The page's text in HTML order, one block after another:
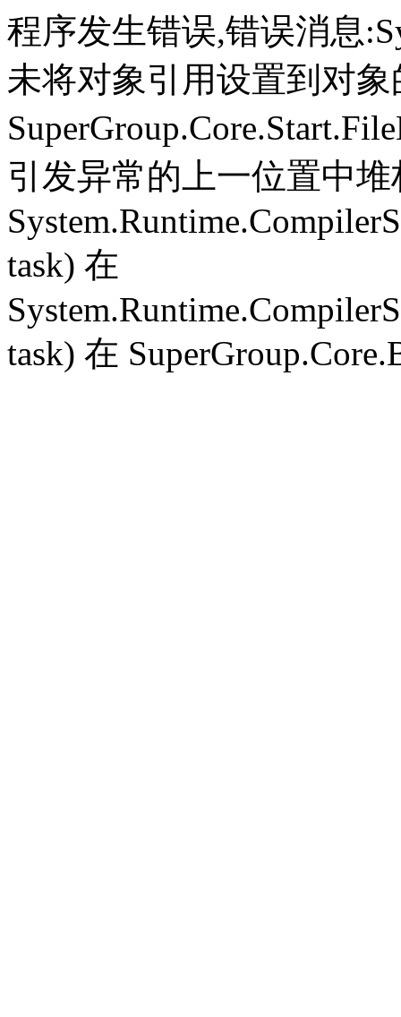
程序发生错误,错误消息
未将对象引用设置到对
引发异常的上一位置中
task) 在
task) 在